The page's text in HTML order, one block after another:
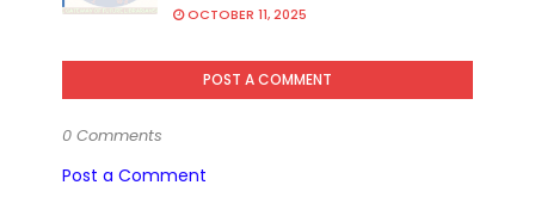
OCTOBER 11, 2025
POST A COMMENT
0 Comments
Post a Comment